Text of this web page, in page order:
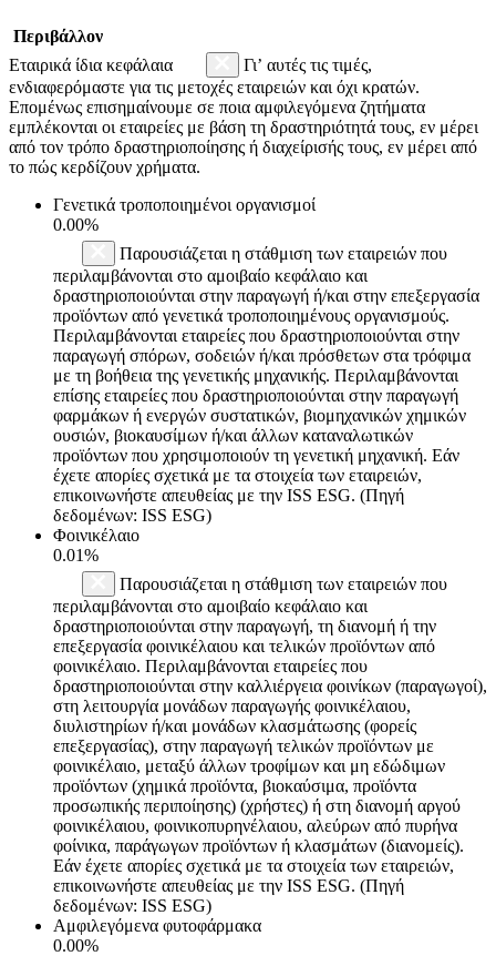
Περιβάλλον
Εταιρικά ίδια κεφάλαια
Γι’ αυτές τις τιμές,
ενδιαφερόμαστε για τις μετοχές εταιρειών και όχι κρατών.
Επομένως επισημαίνουμε σε ποια αμφιλεγόμενα ζητήματα
εμπλέκονται οι εταιρείες με βάση τη δραστηριότητά τους, εν μέρει
από τον τρόπο δραστηριοποίησης ή διαχείρισής τους, εν μέρει από
το πώς κερδίζουν χρήματα.
Γενετικά τροποποιημένοι οργανισμοί
0.00%
Παρουσιάζεται η στάθμιση των εταιρειών που
περιλαμβάνονται στο αμοιβαίο κεφάλαιο και
δραστηριοποιούνται στην παραγωγή ή/και στην επεξεργασία
προϊόντων από γενετικά τροποποιημένους οργανισμούς.
Περιλαμβάνονται εταιρείες που δραστηριοποιούνται στην
παραγωγή σπόρων, σοδειών ή/και πρόσθετων στα τρόφιμα
με τη βοήθεια της γενετικής μηχανικής. Περιλαμβάνονται
επίσης εταιρείες που δραστηριοποιούνται στην παραγωγή
φαρμάκων ή ενεργών συστατικών, βιομηχανικών χημικών
ουσιών, βιοκαυσίμων ή/και άλλων καταναλωτικών
προϊόντων που χρησιμοποιούν τη γενετική μηχανική. Εάν
έχετε απορίες σχετικά με τα στοιχεία των εταιρειών,
επικοινωνήστε απευθείας με την ISS ESG. (Πηγή
δεδομένων: ISS ESG)
Φοινικέλαιο
0.01%
Παρουσιάζεται η στάθμιση των εταιρειών που
περιλαμβάνονται στο αμοιβαίο κεφάλαιο και
δραστηριοποιούνται στην παραγωγή, τη διανομή ή την
επεξεργασία φοινικέλαιου και τελικών προϊόντων από
φοινικέλαιο. Περιλαμβάνονται εταιρείες που
δραστηριοποιούνται στην καλλιέργεια φοινίκων (παραγωγοί),
στη λειτουργία μονάδων παραγωγής φοινικέλαιου,
διυλιστηρίων ή/και μονάδων κλασμάτωσης (φορείς
επεξεργασίας), στην παραγωγή τελικών προϊόντων με
φοινικέλαιο, μεταξύ άλλων τροφίμων και μη εδώδιμων
προϊόντων (χημικά προϊόντα, βιοκαύσιμα, προϊόντα
προσωπικής περιποίησης) (χρήστες) ή στη διανομή αργού
φοινικέλαιου, φοινικοπυρηνέλαιου, αλεύρων από πυρήνα
φοίνικα, παράγωγων προϊόντων ή κλασμάτων (διανομείς).
Εάν έχετε απορίες σχετικά με τα στοιχεία των εταιρειών,
επικοινωνήστε απευθείας με την ISS ESG. (Πηγή
δεδομένων: ISS ESG)
Αμφιλεγόμενα φυτοφάρμακα
0.00%